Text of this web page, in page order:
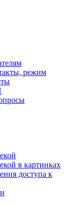
режим
в картинках
доступа к